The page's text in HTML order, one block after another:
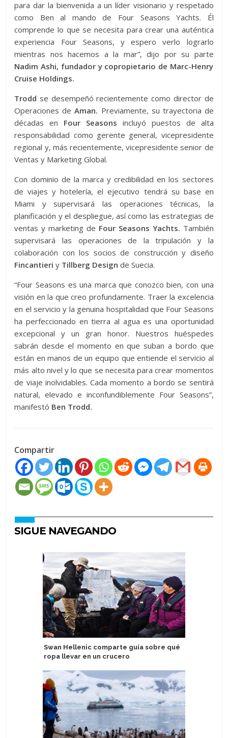
para dar la bienvenida a un líder visionario y respetado
como Ben al mando de Four Seasons Yachts. Él
comprende lo que se necesita para crear una auténtica
experiencia Four Seasons, y espero verlo lograrlo
mientras nos hacemos a la mar”, dijo por su parte
Nadim Ashi, fundador y copropietario de Marc-Henry
Cruise Holdings.
Trodd se desempeñó recientemente como director de
Operaciones deAman. Previamente, su trayectoria de
décadas en Four Seasons incluyó puestos de alta
responsabilidad como gerente general, vicepresidente
regional y, más recientemente, vicepresidente senior de
Ventas y Marketing Global.
Con dominio de la marca y credibilidad en los sectores
de viajes y hotelería, el ejecutivo tendrá su base en
Miami y supervisará las operaciones técnicas, la
planificación y el despliegue, así como las estrategias de
ventas y marketing de Four Seasons Yachts. También
supervisará las operaciones de la tripulación y la
colaboración con los socios de construcción y diseño
Fincantieri y Tillberg Design de Suecia.
“Four Seasons es una marca que conozco bien, con una
visión en la que creo profundamente. Traer la excelencia
en el servicio y la genuina hospitalidad que Four Seasons
ha perfeccionado en tierra al agua es una oportunidad
excepcional y un gran honor. Nuestros huéspedes
sabrán desde el momento en que suban a bordo que
están en manos de un equipo que entiende el servicio al
más alto nivel y lo que se necesita para crear momentos
de viaje inolvidables. Cada momento a bordo se sentirá
natural, elevado e inconfundiblemente Four Seasons”,
manifestó Ben Trodd.
Compartir
SIGUE NAVEGANDO
Swan Hellenic comparte guía sobre qué
ropa llevar en un crucero